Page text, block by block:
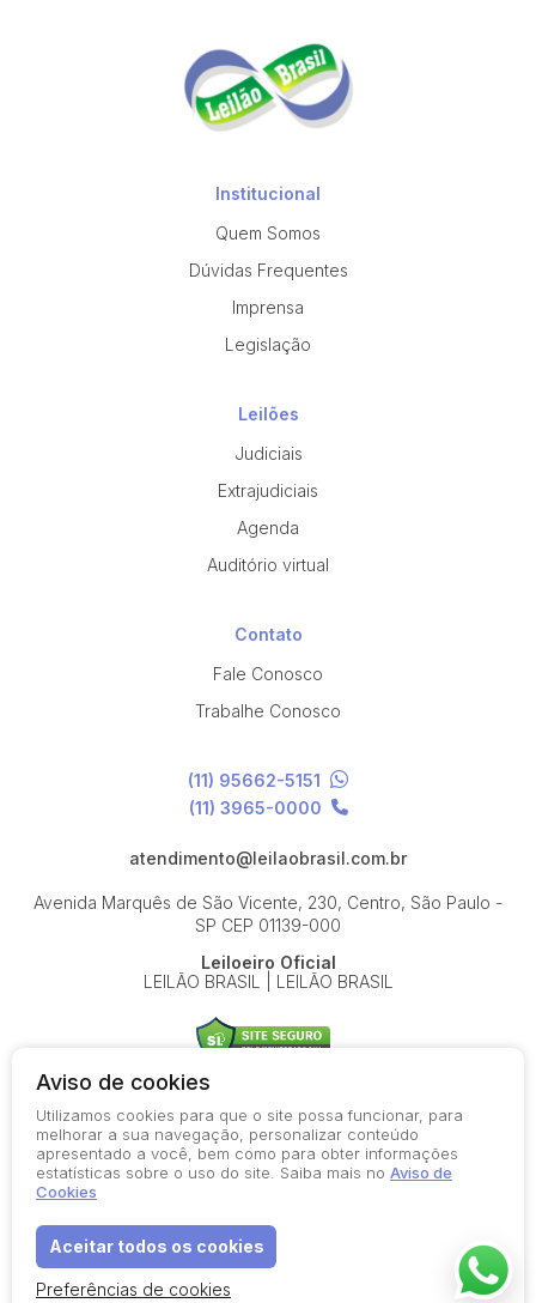
Institucional
Quem Somos
Dúvidas Frequentes
Imprensa
Legislação
Leilões
Judiciais
Extrajudiciais
Agenda
Auditório virtual
Contato
Fale Conosco
Trabalhe Conosco
(11) 95662-5151
(11) 3965-0000
atendimento@leilaobrasil.com.br
Avenida Marquês de São Vicente, 230, Centro, São Paulo -
SP CEP 01139-000
Leiloeiro Oficial
LEILÃO BRASIL | LEILÃO BRASIL
© 2026-present - Todos os direitos reservados
Política de Privacidade
Termos de Uso
Aviso de cookies
Utilizamos cookies para que o site possa funcionar, para
melhorar a sua navegação, personalizar conteúdo
apresentado a você, bem como para obter informações
estatísticas sobre o uso do site. Saiba mais no Aviso de
Cookies
Aceitar todos os cookies
Preferências de cookies